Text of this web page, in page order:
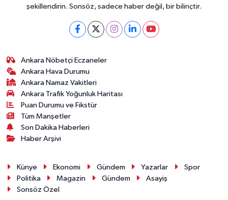
şekillendirin. Sonsöz, sadece haber değil, bir bilinçtir.
Ankara Nöbetçi Eczaneler
Ankara Hava Durumu
Ankara Namaz Vakitleri
Ankara Trafik Yoğunluk Haritası
Puan Durumu ve Fikstür
Tüm Manşetler
Son Dakika Haberleri
Haber Arşivi
Künye Ekonomi Gündem Yazarlar
Spor
Politika
Magazin Gündem
Asayiş
Sonsöz Özel